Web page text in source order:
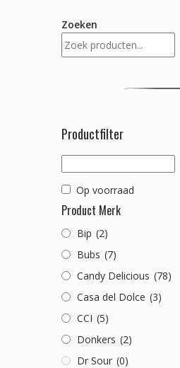
Zoeken
Productfilter
Op voorraad
Product Merk
Bip (2)
Bubs (7)
Candy Delicious (78)
Casa del Dolce (3)
CCI (5)
Donkers (2)
Dr Sour (0)